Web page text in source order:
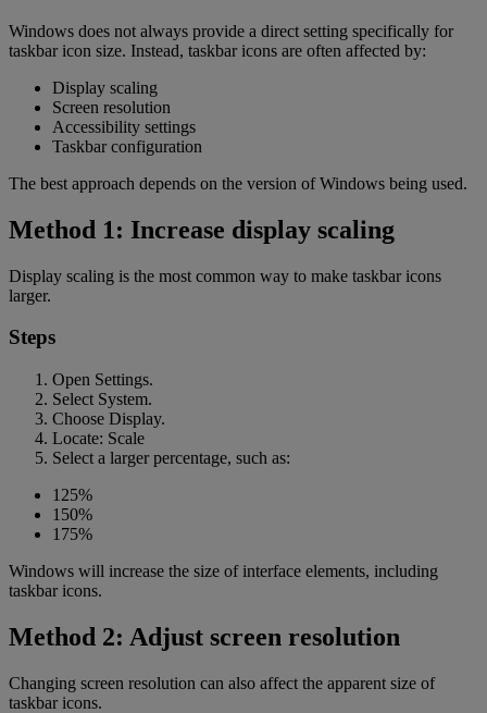
Windows does not always provide a direct setting specifically for
taskbar icon size. Instead, taskbar icons are often affected by:
Display scaling
Screen resolution
Accessibility settings
Taskbar configuration
The best approach depends on the version of Windows being used.
Method 1: Increase display scaling
Display scaling is the most common way to make taskbar icons
larger.
Steps
Open Settings.
Select System.
Choose Display.
Locate: Scale
Select a larger percentage, such as:
125%
150%
175%
Windows will increase the size of interface elements, including
taskbar icons.
Method 2: Adjust screen resolution
Changing screen resolution can also affect the apparent size of
taskbar icons.